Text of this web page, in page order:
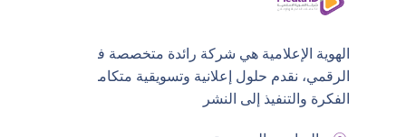
الهوية الإعلامية هي شركة رائدة متخصصة في التسويق
الرقمي، نقدم حلول إعلانية وتسويقية متكاملة من
الفكرة والتنفيذ إلى النشر